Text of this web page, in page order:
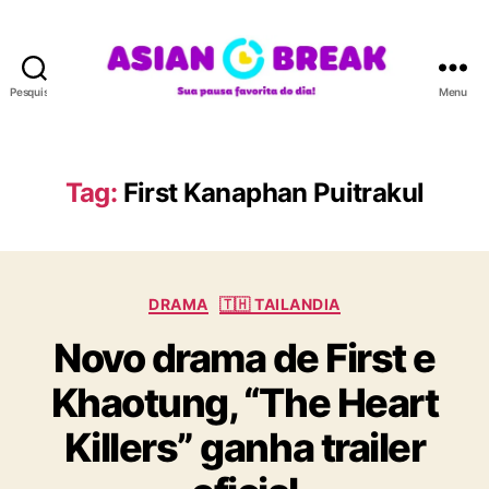
Pesquisar
A
N
R
A
Menu
Tag: First Kanaphan Puitrakul
C
t
e
g
r
i
DRAMA 🇹🇭 TAILANDIA
Novo drama de First e
Khaotung, “The Heart
Killers” ganha trailer